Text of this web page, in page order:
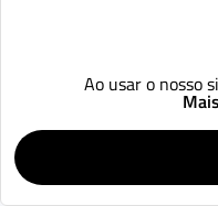
Ao usar o nosso